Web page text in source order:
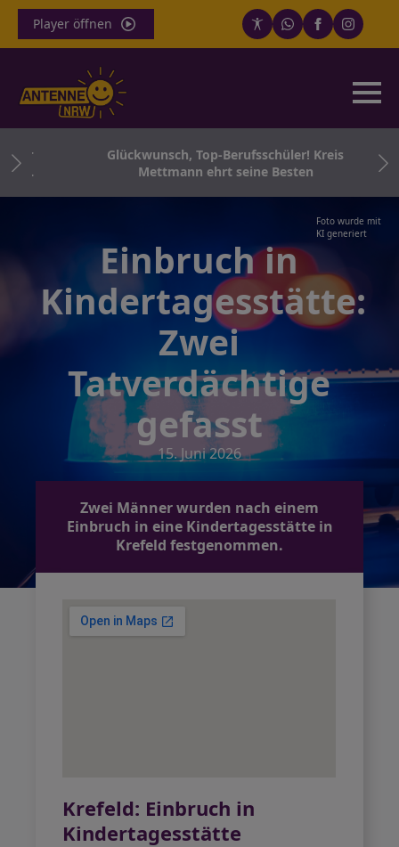
Player öffnen
Glückwunsch, Top-Berufsschüler! Kreis
Mettmann ehrt seine Besten
Foto wurde mit
KI generiert
Einbruch in
Kindertagesstätte:
Zwei
Tatverdächtige
gefasst
15. Juni 2026
Zwei Männer wurden nach einem
Einbruch in eine Kindertagesstätte in
Krefeld festgenommen.
Krefeld: Einbruch in
Kindertagesstätte